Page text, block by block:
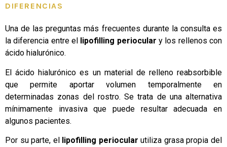
DIFERENCIAS
Una de las preguntas más frecuentes durante la consulta es
la diferencia entre el
lipofilling periocular y los rellenos con
ácido hialurónico.
El ácido hialurónico es un material de relleno reabsorbible
que permite aportar volumen temporalmente en
determinadas zonas del rostro. Se trata de una alternativa
mínimamente invasiva que puede resultar adecuada en
algunos pacientes.
Por su parte, el lipofilling periocular utiliza grasa propia del